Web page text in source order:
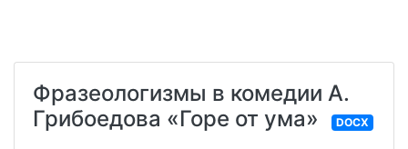
Фразеологизмы в комедии А.
Грибоедова «Горе от ума»
DOCX